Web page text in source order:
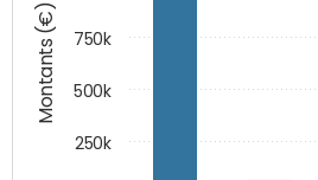
Montants (€)
250k
500k
750k